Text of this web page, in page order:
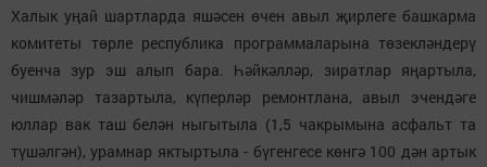
Халык уңай шартларда яшәсен өчен авыл җирлеге башкарма
комитеты төрле республика программаларына төзекләндерү
буенча зур эш алып бара. Һәйкәлләр, зиратлар яңартыла,
чишмәләр тазартыла, күперләр ремонтлана, авыл эчендәге
юллар вак таш белән ныгытыла (1,5 чакрымына асфальт та
түшәлгән), урамнар яктыртыла - бүгенгесе көнгә 100 дән артык